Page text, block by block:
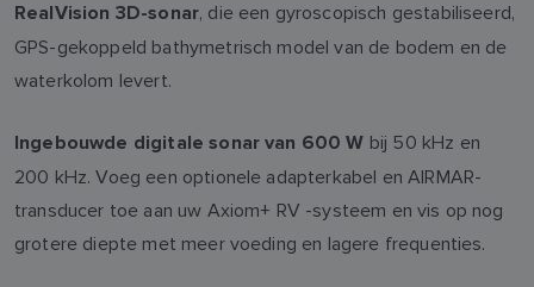
RealVision 3D-sonar, die een gyroscopisch gestabiliseerd,
GPS-gekoppeld bathymetrisch model van de bodem en de
waterkolom levert.
Ingebouwde digitale sonar van 600 W bij 50 kHz en
200 kHz. Voeg een optionele adapterkabel en AIRMAR-
transducer toe aan uw Axiom+ RV -systeem en vis op nog
grotere diepte met meer voeding en lagere frequenties.